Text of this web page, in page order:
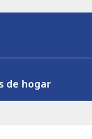
de hogar